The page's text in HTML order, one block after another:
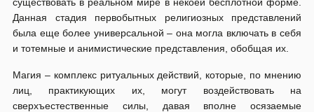
Данная стадия первобытных религиозных представлений
была еще более универсальной – она могла включать в себя
и тотемные и анимистические представления, обобщая их.
Магия – комплекс ритуальных действий, которые, по мнению
лиц, практикующих их, могут воздействовать на
сверхъестественные силы, давая вполне осязаемые